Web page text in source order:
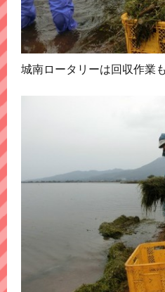
城南ロータリーは回収作業